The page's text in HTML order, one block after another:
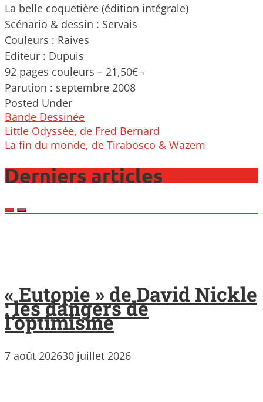
La belle coquetière (édition intégrale)
Scénario & dessin : Servais
Couleurs : Raives
Editeur : Dupuis
92 pages couleurs – 21,50€¬
Parution : septembre 2008
Posted Under
Bande Dessinée
Post
navigation
Little Odyssée, de Fred Bernard
La fin du monde, de Tirabosco & Wazem
Derniers articles
« Eutopie » de David Nickle
: les dangers de
l’optimisme
7 août 202630 juillet 2026